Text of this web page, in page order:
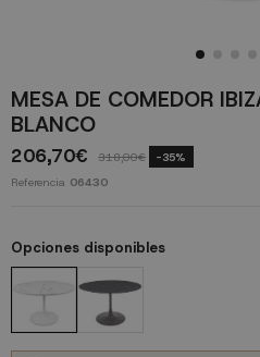
MESA DE COMEDOR
BLANCO
206,70€ 318,00€ -35%
Referencia 06430
Opciones disponibles